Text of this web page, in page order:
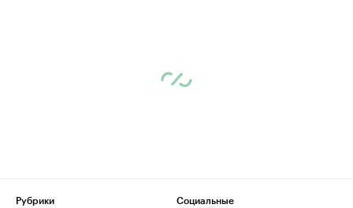
Рубрики
Социальные